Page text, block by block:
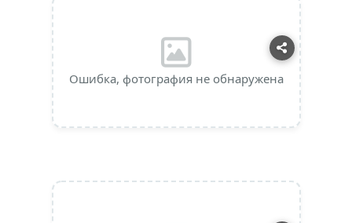
Ошибка, фотография не обнаружена